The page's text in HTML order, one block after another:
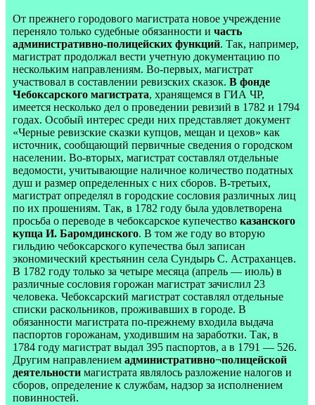
От прежнего городового магистрата новое учреждение
переняло только судебные обязанности и часть
административно-полицейских функций. Так, например,
магистрат продолжал вести учетную документацию по
нескольким направлениям. Во-первых, магистрат
участвовал в составлении ревизских сказок. В фонде
Чебоксарского магистрата, хранящемся в ГИА ЧР,
имеется несколько дел о проведении ревизий в 1782 и 1794
годах. Особый интерес среди них представляет документ
«Черные ревизские сказки купцов, мещан и цехов» как
источник, сообщающий первичные сведения о городском
населении. Во-вторых, магистрат составлял отдельные
ведомости, учитывающие наличное количество податных
душ и размер определенных с них сборов. В-третьих,
магистрат определял в городские сословия различных лиц
по их прошениям. Так, в 1782 году была удовлетворена
просьба о переводе в чебоксарское купечество казанского
купца И. Баромдинского. В том же году во вторую
гильдию чебоксарского купечества был записан
экономический крестьянин села Сундырь С. Астраханцев.
В 1782 году только за четыре месяца (апрель — июль) в
различные сословия горожан магистрат зачислил 23
человека. Чебоксарский магистрат составлял отдельные
списки раскольников, проживавших в городе. В
обязанности магистрата по-прежнему входила выдача
паспортов горожанам, уходившим на заработки. Так, в
1784 году магистрат выдал 395 паспортов, а в 1791 — 526.
Другим направлением административно¬полицейской
деятельности магистрата являлось разложение налогов и
сборов, определение к службам, надзор за исполнением
повинностей.